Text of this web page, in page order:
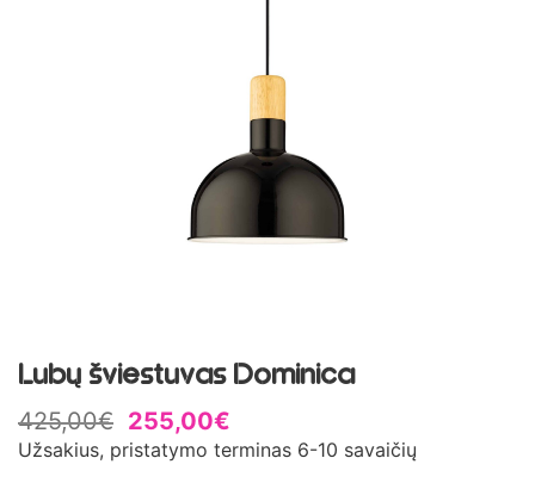
Lubų šviestuvas Dominica
425,00€ 255,00€
Užsakius, pristatymo terminas 6-10 savaičių